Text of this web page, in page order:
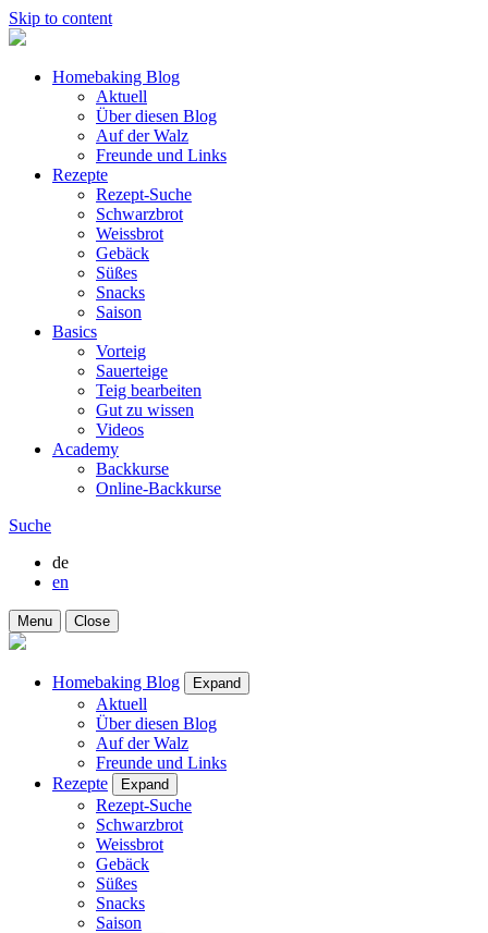
Skip to content
Homebaking Blog
Aktuell
Über diesen Blog
Auf der Walz
Freunde und Links
Rezepte
Rezept-Suche
Schwarzbrot
Weissbrot
Gebäck
Süßes
Snacks
Saison
Basics
Vorteig
Sauerteige
Teig bearbeiten
Gut zu wissen
Videos
Academy
Backkurse
Online-Backkurse
Suche
de
en
Menu Close
Homebaking Blog Expand
Aktuell
Über diesen Blog
Auf der Walz
Freunde und Links
Rezepte
Expand
Rezept-Suche
Schwarzbrot
Weissbrot
Gebäck
Süßes
Snacks
Saison